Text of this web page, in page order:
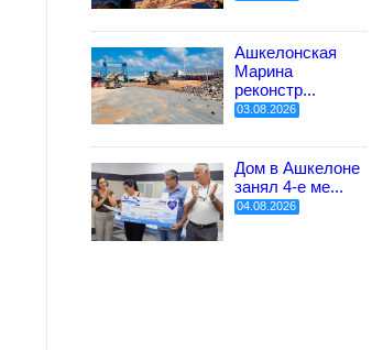
Ашкелонская
Марина
реконстр...
03.08.2026
Дом в Ашкелоне
занял 4-е ме...
04.08.2026